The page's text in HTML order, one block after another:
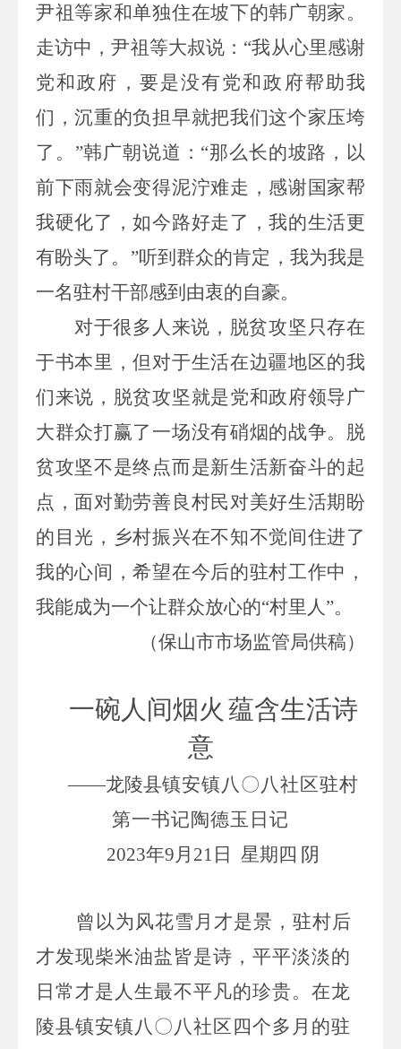
尹祖等家和单独住在坡下的韩广朝家。
走访中，尹祖等大叔说： “我从心里感谢
党和政府，要是没有党和政府帮助我
们，沉重的负担早就把我们这个家压垮
了。 ”韩广朝说道： “那么长的坡路 ，以
前下雨就会变得泥泞难走 ，感谢国家帮
我硬化了 ，如今路好走了，我的生活更
有盼头了。 ”听到群众的肯定，我为我是
一名驻村干部感到由衷的自豪。
对于很多人来说，脱贫攻坚只存在
于书本里，但对于生活在边疆地区的我
们来说，脱贫攻坚就是党和政府领导广
大群众打赢了 一场没有硝烟的战争。脱
贫攻坚不是终点而是新生活新奋斗的起
点，面对勤劳善良村民对美好生活期盼
的 目光， 乡村振兴在不知不觉间住进了
我的心间，希望在今后的驻村工作中 ，
我能成为一个让群众放心的“村里人”。
（保山市市场监管局供稿）
一碗人间烟火 蕴含生活诗
意
——龙陵县镇安镇八〇八社区驻村
第一书记陶德玉日记
2023年9月 21 日 星期四 阴
曾以为风花雪月才是景，驻村后
才发现柴米油盐皆是诗，平平淡淡的
日常才是人生最不平凡的珍贵。在龙
陵县镇安镇八〇八社区四个多月的驻